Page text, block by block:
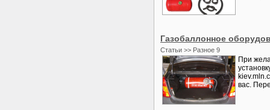
Газобаллонное
Статьи >> Разное 9
При
вас.